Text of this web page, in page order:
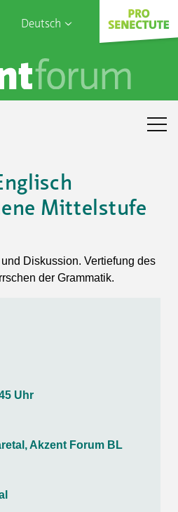
Deutsch
English
Français
Mittelstufe
Diskussion. Vertiefung des
der Grammatik.
Uhr
Akzent Forum BL